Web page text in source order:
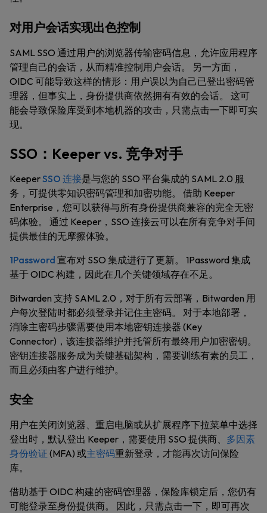
对用户会话实现出色控制
SAML SSO 通过用户的浏览器传输密码信息，允许应用程序
管理自己的会话，从而精准控制用户会话。 另一方面，
OIDC 可能导致这样的情形：用户误以为自己已登出密码管
理器，但事实上，身份提供商依然拥有有效的会话。 这可
能会导致保险库受到本地机器的攻击，只需点击一下即可实
现。
SSO：Keeper vs. 竞争对手
KeeperSSO 连接是与您的 SSO 平台集成的 SAML 2.0 服
务，可提供零知识密码管理和加密功能。 借助 Keeper
Enterprise，您可以获得与所有身份提供商兼容的完全无密
码体验。 通过 Keeper，SSO 连接云可以在所有竞争对手间
提供最佳的无摩擦体验。
1Password 宣布对 SSO 集成进行了更新。 1Password 集成
基于 OIDC 构建，因此在几个关键领域存在不足。
Bitwarden 支持 SAML 2.0，对于所有云部署，Bitwarden 用
户每次登陆时都必须登录并记住主密码。 对于本地部署，
消除主密码步骤需要使用本地密钥连接器 (Key
Connector)，该连接器维护并托管所有最终用户加密密钥。
密钥连接器服务成为关键基础架构，需要训练有素的员工，
而且必须由客户进行维护。
安全
用户在关闭浏览器、重启电脑或从扩展程序下拉菜单中选择
登出时，默认登出 Keeper，需要使用 SSO 提供商、 多因素
身份验证 (MFA) 或主密码重新登录，才能再次访问保险
库。
借助基于 OIDC 构建的密码管理器，保险库锁定后，您仍有
可能登录至身份提供商。 因此，只需点击一下，即可再次